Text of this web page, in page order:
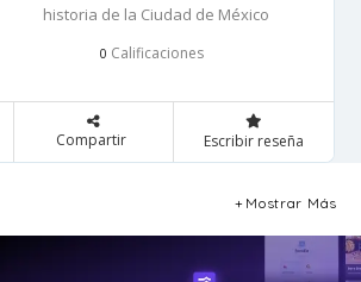
historia de la Ciudad de México
0 Calificaciones
Compartir Escribir reseña
Mostrar Más